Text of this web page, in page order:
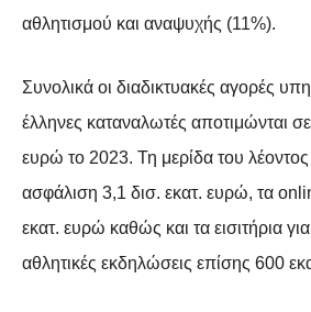
αθλητισμού και αναψυχής (11%).
Συνολικά οι διαδικτυακές αγορές
έλληνες καταναλωτές αποτιμώνται
ευρώ το 2023. Τη μερίδα του λέοντος
ασφάλιση 3,1 δισ. εκατ. ευρώ, τα
εκατ. ευρώ καθώς και τα εισιτήρια για
αθλητικές εκδηλώσεις επίσης 600